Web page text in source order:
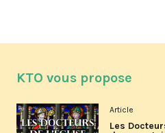
KTO vous propose
Article
Les